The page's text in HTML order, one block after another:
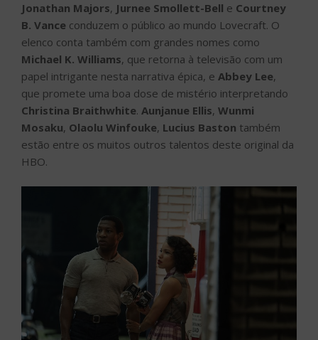
Jonathan Majors, Jurnee Smollett-Bell e Courtney
B. Vance conduzem o público ao mundo Lovecraft. O
elenco conta também com grandes nomes como
Michael K. Williams, que retorna à televisão com um
papel intrigante nesta narrativa épica, e Abbey Lee,
que promete uma boa dose de mistério interpretando
Christina Braithwhite. Aunjanue Ellis, Wunmi
Mosaku, Olaolu Winfouke, Lucius Baston também
estão entre os muitos outros talentos deste original da
HBO.